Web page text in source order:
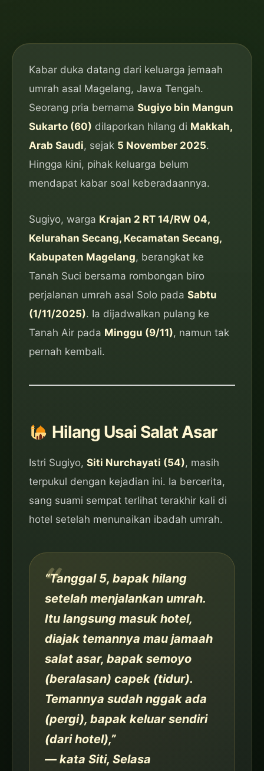
Kabar duka datang dari keluarga jemaah
umrah asal Magelang, Jawa Tengah.
Seorang pria bernama Sugiyo bin Mangun
Sukarto (60) dilaporkan hilang di Makkah,
Arab Saudi, sejak 5 November 2025.
Hingga kini, pihak keluarga belum
mendapat kabar soal keberadaannya.
Sugiyo, warga Krajan 2 RT 14/RW 04,
Kelurahan Secang, Kecamatan Secang,
Kabupaten Magelang, berangkat ke
Tanah Suci bersama rombongan biro
perjalanan umrah asal Solo pada Sabtu
(1/11/2025). Ia dijadwalkan pulang ke
Tanah Air pada Minggu (9/11), namun tak
pernah kembali.
Hilang Usai Salat Asar
Istri Sugiyo, Siti Nurchayati (54), masih
terpukul dengan kejadian ini. Ia bercerita,
sang suami sempat terlihat terakhir kali di
hotel setelah menunaikan ibadah umrah.
“Tanggal 5, bapak hilang
setelah menjalankan umrah.
Itu langsung masuk hotel,
diajak temannya mau jamaah
salat asar, bapak semoyo
(beralasan) capek (tidur).
Temannya sudah nggak ada
(pergi), bapak keluar sendiri
(dari hotel),”
— kata Siti, Selasa